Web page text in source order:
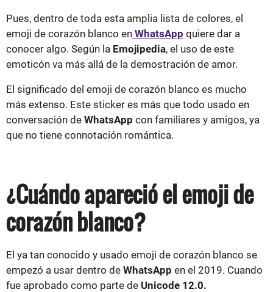
Pues, dentro de toda esta amplia lista de colores, el
emoji de corazón blanco en WhatsApp quiere dar a
conocer algo. Según la Emojipedia, el uso de este
emoticón va más allá de la demostración de amor.
El significado del emoji de corazón blanco es mucho
más extenso. Este sticker es más que todo usado en
conversación de WhatsApp con familiares y amigos, ya
que no tiene connotación romántica.
¿Cuándo apareció el emoji de
corazón blanco?
El ya tan conocido y usado emoji de corazón blanco se
empezó a usar dentro de WhatsApp en el 2019. Cuando
fue aprobado como parte de Unicode 12.0.